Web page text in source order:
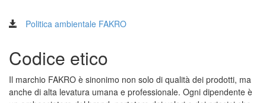
Politica ambientale FAKRO
Codice etico
Il marchio FAKRO è sinonimo non solo di qualità dei prodotti, ma
anche di alta levatura umana e professionale. Ogni dipendente è